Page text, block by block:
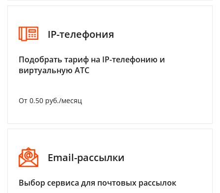
IP-телефония
Подобрать тариф на IP-телефонию и
виртуальную АТС
От 0.50 руб./месяц
Email-рассылки
Выбор сервиса для почтовых рассылок